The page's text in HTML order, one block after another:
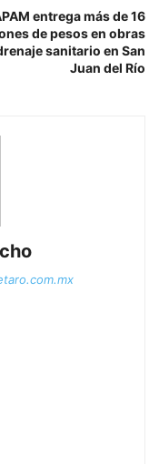
entrega más de 16
de pesos en obras
sanitario en San
Juan del Río